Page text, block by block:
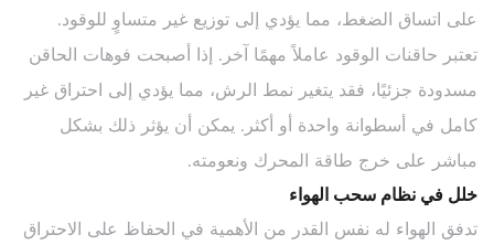
على اتساق الضغط، مما يؤدي إلى توزيع غير متساوٍ للوقود.
تعتبر حاقنات الوقود عاملاً مهمًا آخر. إذا أصبحت فوهات الحاقن
مسدودة جزئيًا، فقد يتغير نمط الرش، مما يؤدي إلى احتراق غير
كامل في أسطوانة واحدة أو أكثر. يمكن أن يؤثر ذلك بشكل
مباشر على خرج طاقة المحرك ونعومته.
خلل في نظام سحب الهواء
تدفق الهواء له نفس القدر من الأهمية في الحفاظ على الاحتراق